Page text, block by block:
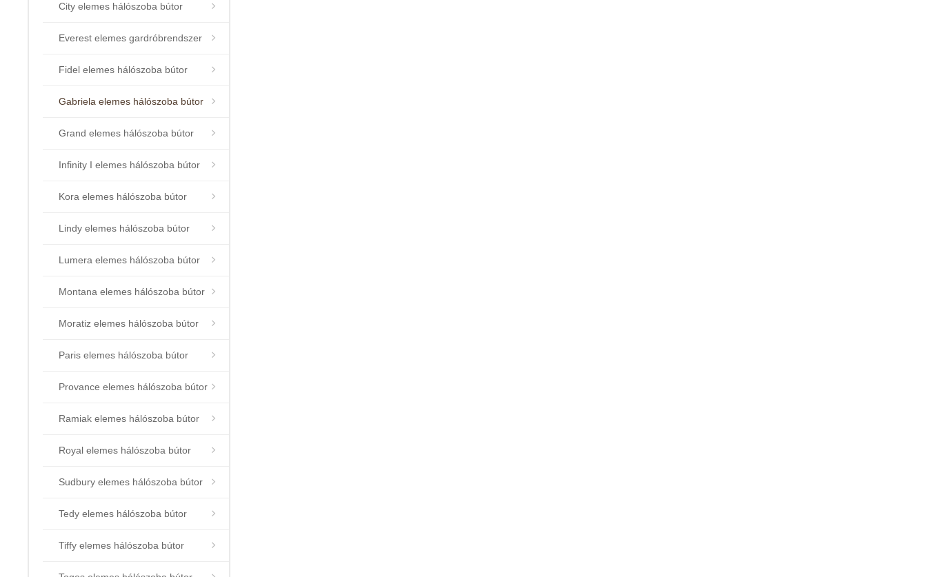
City elemes hálószoba bútor
Everest elemes gardróbrendszer
Fidel elemes hálószoba bútor
Gabriela elemes hálószoba bútor
Grand elemes hálószoba bútor
Infinity I elemes hálószoba bútor
Kora elemes hálószoba bútor
Lindy elemes hálószoba bútor
Lumera elemes hálószoba bútor
Montana elemes hálószoba bútor
Moratiz elemes hálószoba bútor
Paris elemes hálószoba bútor
Provance elemes hálószoba bútor
Ramiak elemes hálószoba bútor
Royal elemes hálószoba bútor
Sudbury elemes hálószoba bútor
Tedy elemes hálószoba bútor
Tiffy elemes hálószoba bútor